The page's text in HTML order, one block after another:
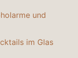
und
im Glas